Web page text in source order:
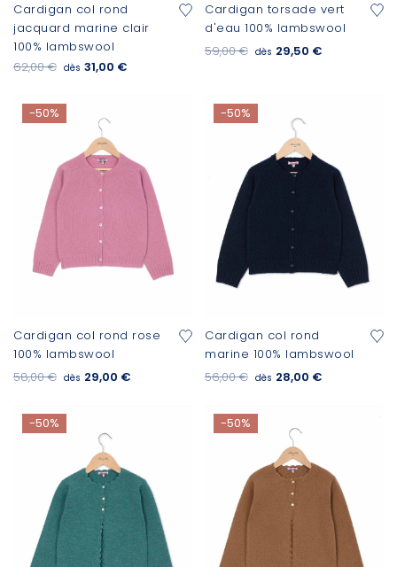
Cardigan col rond
jacquard marine clair
100% lambswool
dès 31,00 €
62,00 €
Cardigan torsade vert
d'eau 100% lambswool
dès 29,50 €
59,00 €
-50%
Cardigan col rond rose
100% lambswool
dès 29,00 €
58,00 €
-50%
Cardigan col rond
marine 100% lambswool
dès 28,00 €
56,00 €
-50% -50%